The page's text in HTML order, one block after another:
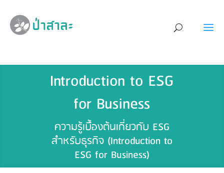
Introduction to ESG
for Business
ความรู้เบื้องต้นเกี่ยวกับ ESG
สำหรับธุรกิจ (Introduction to
ESG for Business)